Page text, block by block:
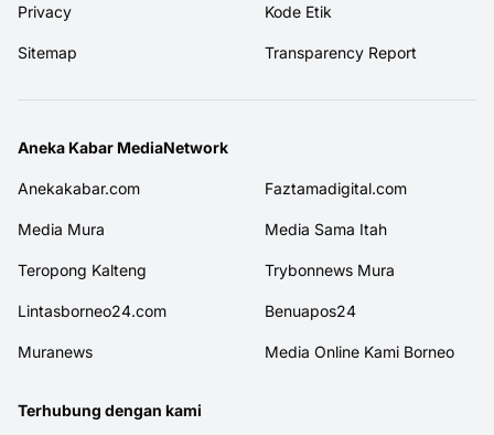
Privacy Kode Etik
Sitemap Transparency Report
Aneka Kabar MediaNetwork
Anekakabar.com Faztamadigital.com
Media Mura Media Sama Itah
Teropong Kalteng Trybonnews Mura
Lintasborneo24.com Benuapos24
Muranews Media Online Kami Borneo
Terhubung dengan kami